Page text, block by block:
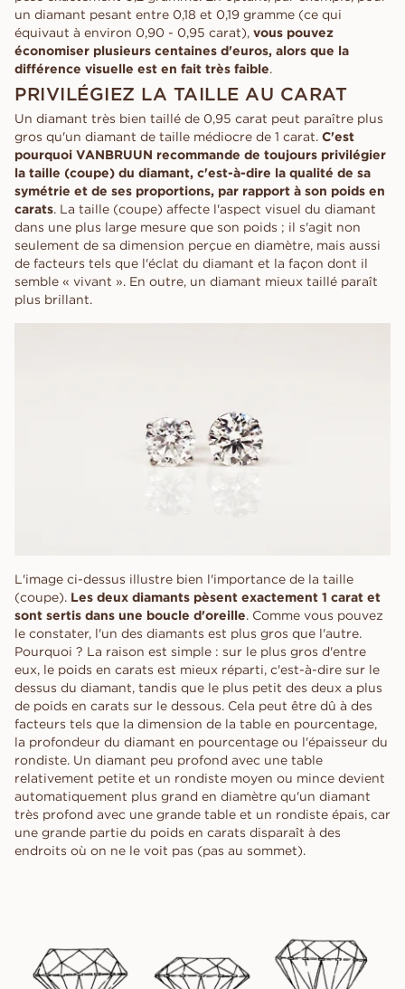
un diamant pesant entre 0,18 et 0,19 gramme (ce qui
équivaut à environ 0,90 - 0,95 carat), vous pouvez
économiser plusieurs centaines d'euros, alors que la
différence visuelle est en fait très faible.
PRIVILÉGIEZ LA TAILLE AU CARAT
Un diamant très bien taillé de 0,95 carat peut paraître plus
gros qu'un diamant de taille médiocre de 1 carat. C'est
pourquoi VANBRUUN recommande de toujours privilégier
la taille (coupe) du diamant, c'est-à-dire la qualité de sa
symétrie et de ses proportions, par rapport à son poids en
carats. La taille (coupe) affecte l'aspect visuel du diamant
dans une plus large mesure que son poids ; il s'agit non
seulement de sa dimension perçue en diamètre, mais aussi
de facteurs tels que l'éclat du diamant et la façon dont il
semble « vivant ». En outre, un diamant mieux taillé paraît
plus brillant.
L'image ci-dessus illustre bien l'importance de la taille
(coupe). Les deux diamants pèsent exactement 1 carat et
sont sertis dans une boucle d'oreille. Comme vous pouvez
le constater, l'un des diamants est plus gros que l'autre.
Pourquoi ? La raison est simple : sur le plus gros d'entre
eux, le poids en carats est mieux réparti, c'est-à-dire sur le
dessus du diamant, tandis que le plus petit des deux a plus
de poids en carats sur le dessous. Cela peut être dû à des
facteurs tels que la dimension de la table en pourcentage,
la profondeur du diamant en pourcentage ou l'épaisseur du
rondiste. Un diamant peu profond avec une table
relativement petite et un rondiste moyen ou mince devient
automatiquement plus grand en diamètre qu'un diamant
très profond avec une grande table et un rondiste épais, car
une grande partie du poids en carats disparaît à des
endroits où on ne le voit pas (pas au sommet).